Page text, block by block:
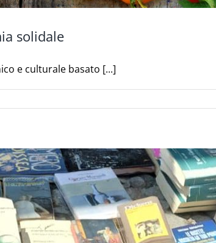
solidale
e culturale basato [...]